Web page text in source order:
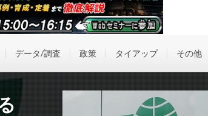
データ/調査 政策 タイアップ その他